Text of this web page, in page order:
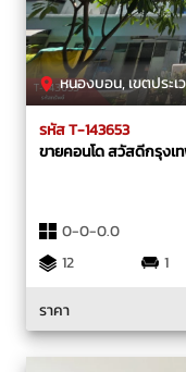
หนองบอน, เขตประ
รหัส T-143653
ขายคอนโด สวัสดีกรุงเ
0-0-0.0
12
1
ราคา